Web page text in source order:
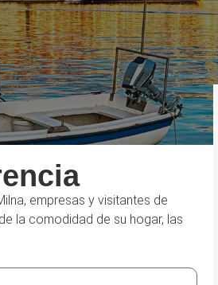
empresas y visitantes de
la comodidad de su hogar, las